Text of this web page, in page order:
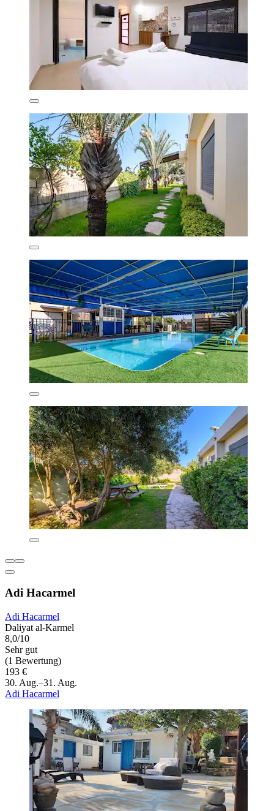
Adi Hacarmel
Adi Hacarmel
Daliyat al-Karmel
8,0/10
Sehr gut
(1 Bewertung)
193 €
30. Aug.–31. Aug.
Adi Hacarmel